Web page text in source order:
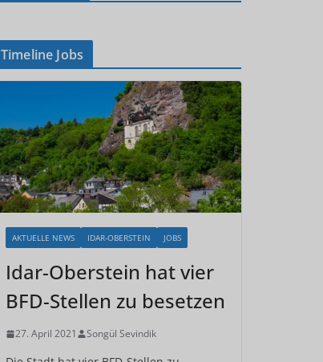
Timeline Jobs
AKTUELLE NEWS IDAR-OBERSTEIN JOBS
Idar-Oberstein hat vier
BFD-Stellen zu besetzen
27. April 2021 Songül Sevindik